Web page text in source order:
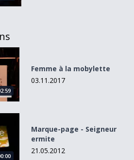
Femme à la mobylette
03.11.2017
ermite
Marque-page - Seigneur
ermite
21.05.2012